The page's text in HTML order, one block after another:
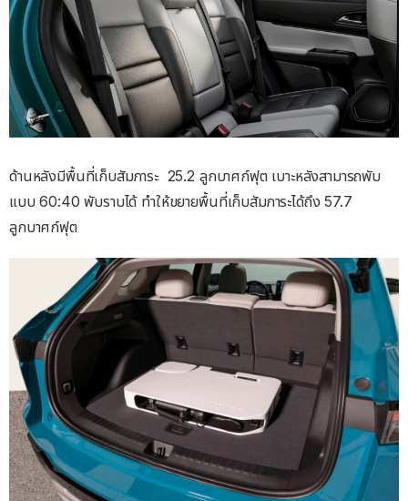
ด้านหลังมีพื้นที่เก็บสัมภาระ 25.2 ลูกบาศก์ฟุต เบาะหลังสามารถพับ
แบบ 60:40 พับราบได้ ทำให้ขยายพื้นที่เก็บสัมภาระได้ถึง 57.7
ลูกบาศก์ฟุต